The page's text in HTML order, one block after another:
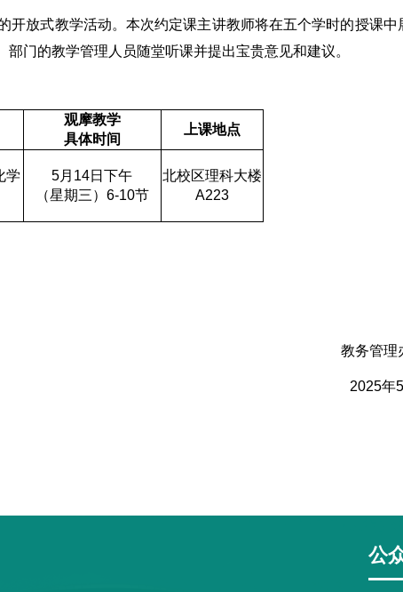
放式教学活动。本次约定课主讲教师将在五个学时的授课中
门的教学管理人员随堂听课并提出宝贵意见和建议。
观摩教学
具体时间
上课地点
学
5月14日 下午
（星期三）6-10节
北校区理科大楼
A223
教务管理
2025年
公